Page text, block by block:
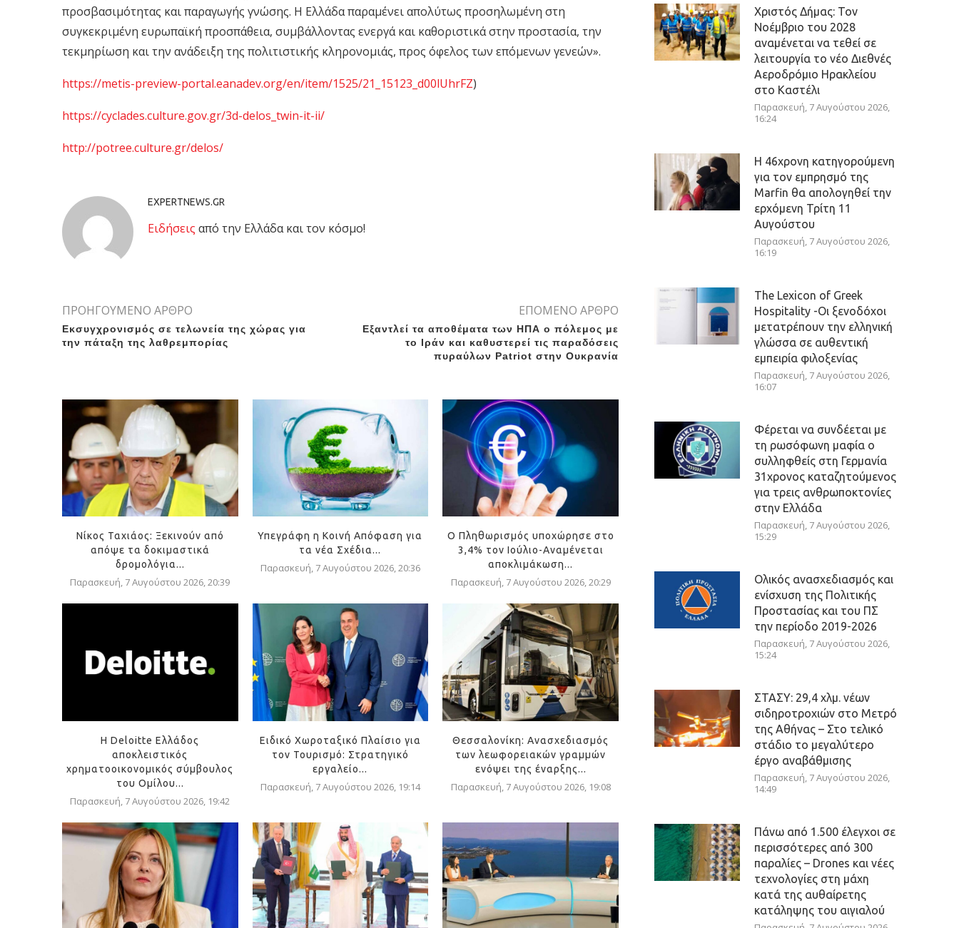
προσβασιμότητας και παραγωγής γνώσης. Η Ελλάδα παραμένει απολύτως προσηλωμένη στη
συγκεκριμένη ευρωπαϊκή προσπάθεια, συμβάλλοντας ενεργά και καθοριστικά στην προστασία, την
τεκμηρίωση και την ανάδειξη της πολιτιστικής κληρονομιάς, προς όφελος των επόμενων γενεών».
https://metis-preview-portal.eanadev.org/en/item/1525/21_15123_d00lUhrFZ)
https://cyclades.culture.gov.gr/3d-delos_twin-it-ii/
http://potree.culture.gr/delos/
EXPERTNEWS.GR
Eιδήσεις από την Ελλάδα και τον κόσμο!
ΠΡΟΗΓΟΥΜΕΝΟ ΑΡΘΡΟ
Εκσυγχρονισμός σε τελωνεία της χώρας για
την πάταξη της λαθρεμπορίας
ΕΠΟΜΕΝΟ ΑΡΘΡΟ
Εξαντλεί τα αποθέματα των ΗΠΑ ο πόλεμος με
το Ιράν και καθυστερεί τις παραδόσεις
πυραύλων Patriot στην Ουκρανία
Νίκος Ταχιάος: Ξεκινούν από
απόψε τα δοκιμαστικά
δρομολόγια...
Παρασκευή, 7 Αυγούστου 2026, 20:39
Υπεγράφη η Κοινή Απόφαση για
τα νέα Σχέδια...
Παρασκευή, 7 Αυγούστου 2026, 20:36
Ο Πληθωρισμός υποχώρησε στο
3,4% τον Ιούλιο-Αναμένεται
αποκλιμάκωση...
Παρασκευή, 7 Αυγούστου 2026, 20:29
Η Deloitte Ελλάδος
αποκλειστικός
χρηματοοικονομικός σύμβουλος
του Ομίλου...
Παρασκευή, 7 Αυγούστου 2026, 19:42
Ειδικό Χωροταξικό Πλαίσιο για
τον Τουρισμό: Στρατηγικό
εργαλείο...
Παρασκευή, 7 Αυγούστου 2026, 19:14
Θεσσαλονίκη: Ανασχεδιασμός
των λεωφορειακών γραμμών
ενόψει της έναρξης...
Παρασκευή, 7 Αυγούστου 2026, 19:08
Χριστός Δήμας: Τον
Νοέμβριο του 2028
αναμένεται να τεθεί σε
λειτουργία το νέο Διεθνές
Αεροδρόμιο Ηρακλείου
στο Καστέλι
Παρασκευή, 7 Αυγούστου 2026,
16:24
Η 46χρονη κατηγορούμενη
για τον εμπρησμό της
Marfin θα απολογηθεί την
ερχόμενη Τρίτη 11
Αυγούστου
Παρασκευή, 7 Αυγούστου 2026,
16:19
The Lexicon of Greek
Hospitality -Οι ξενοδόχοι
μετατρέπουν την ελληνική
γλώσσα σε αυθεντική
εμπειρία φιλοξενίας
Παρασκευή, 7 Αυγούστου 2026,
16:07
Φέρεται να συνδέεται με
τη ρωσόφωνη μαφία ο
συλληφθείς στη Γερμανία
31χρονος καταζητούμενος
για τρεις ανθρωποκτονίες
στην Ελλάδα
Παρασκευή, 7 Αυγούστου 2026,
15:29
Ολικός ανασχεδιασμός και
ενίσχυση της Πολιτικής
Προστασίας και του ΠΣ
την περίοδο 2019-2026
Παρασκευή, 7 Αυγούστου 2026,
15:24
ΣΤΑΣΥ: 29,4 χλμ. νέων
σιδηροτροχιών στο Μετρό
της Αθήνας – Στο τελικό
στάδιο το μεγαλύτερο
έργο αναβάθμισης
Παρασκευή, 7 Αυγούστου 2026,
14:49
Πάνω από 1.500 έλεγχοι σε
περισσότερες από 300
παραλίες – Drones και νέες
τεχνολογίες στη μάχη
κατά της αυθαίρετης
κατάληψης του αιγιαλού